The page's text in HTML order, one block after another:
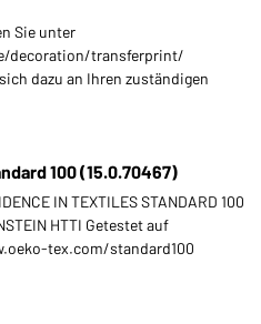
Sie unter
decoration/transferprint/
dazu an Ihren zuständigen
100 (15.0.70467)
IN TEXTILES STANDARD 100
HTTI Getestet auf
tex.com/standard100